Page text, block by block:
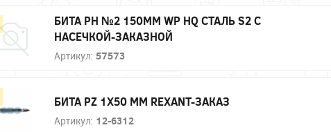
БИТА PH №2 150ММ WP HQ СТАЛЬ S2 С
НАСЕЧКОЙ-ЗАКАЗНОЙ
Артикул: 57573
БИТА PZ 1X50 ММ REXANT-ЗАКАЗ
Артикул: 12-6312